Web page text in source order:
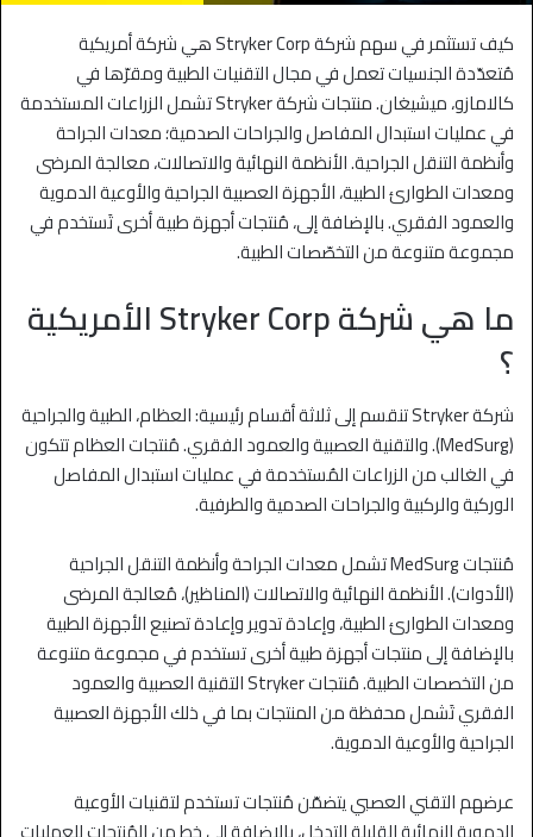
كيف تستثمر في سهم شركة Stryker Corp هي شركة أمريكية
مُتعدّدة الجنسيات تعمل في مجال التقنيات الطبية ومقرّها في
كالامازو، ميشيغان
. منتجات شركة Stryker تشمل الزراعات المستخدمة
في عمليات استبدال المفاصل والجراحات الصدمية؛ معدات الجراحة
وأنظمة التنقل الجراحية. الأنظمة النهائية والاتصالات، معالجة المرضى
ومعدات الطوارئ الطبية، الأجهزة العصبية الجراحية والأوعية الدموية
والعمود الفقري. بالإضافة إلى، مُنتجات أجهزة طبية أخرى تَستخدم في
مجموعة متنوعة من التخصّصات الطبية.
ما هي شركة Stryker Corp الأمريكية
؟
شركة Stryker تنقسم إلى ثلاثة أقسام رئيسية: العظام، الطبية والجراحية
(MedSurg). والتقنية العصبية والعمود الفقري. مُنتجات العظام تتكون
في الغالب من الزراعات المُستخدمة في عمليات استبدال المفاصل
الوركية والركبية والجراحات الصدمية والطرفية.
مُنتجات MedSurg تشمل معدات الجراحة وأنظمة التنقل الجراحية
(الأدوات). الأنظمة النهائية والاتصالات (المناظير)، مُعالجة المرضى
ومعدات الطوارئ الطبية، وإعادة تدوير وإعادة تصنيع الأجهزة الطبية
بالإضافة إلى منتجات أجهزة طبية أخرى تستخدم في مجموعة متنوعة
من التخصصات الطبية. مُنتجات Stryker التقنية العصبية والعمود
الفقري تَشمل محفظة من المنتجات بما في ذلك الأجهزة العصبية
الجراحية والأوعية الدموية.
عرضهم التقني العصبي يتضمّن مُنتجات تستخدم لتقنيات الأوعية